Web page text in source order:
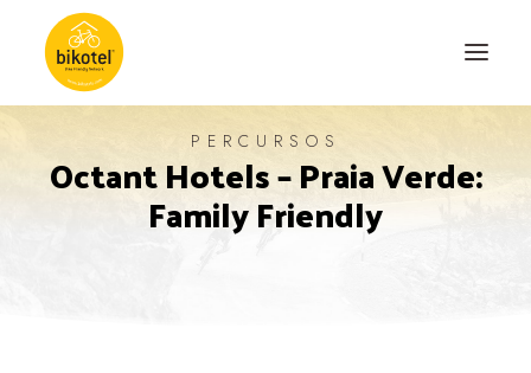
SOBRE NÓS
PERCURSOS
Octant Hotels – Praia Verde:
Family Friendly